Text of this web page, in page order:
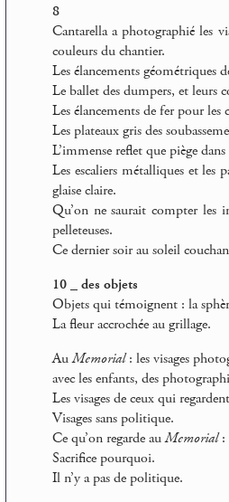
8
Cantarella a photographié les
couleurs du chantier.
Les élancements géométriques
Le ballet des dumpers, et leurs
Les élancements de fer pour les
Les plateaux gris des
L’immense reflet que piège
Les escaliers métalliques et les
glaise claire.
Qu’on ne saurait compter les
pelleteuses.
Ce dernier soir au soleil
10 _ des objets
Objets qui témoignent : la
La fleur accrochée au grillage.
AuMemorial: les visages
avec les enfants, des
Les visages de ceux qui
Visages sans politique.
Ce qu’on regarde auMemorial:
Sacrifice pourquoi.
Il n’y a pas de politique.